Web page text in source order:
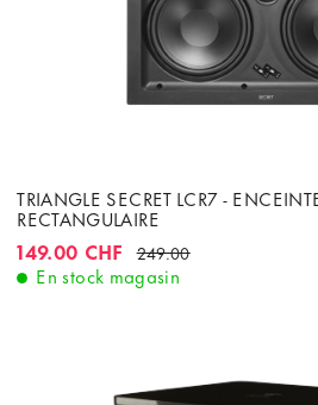
TRIANGLE SECRET LCR7 -
RECTANGULAIRE
149.00 CHF 249.00
En stock magasin